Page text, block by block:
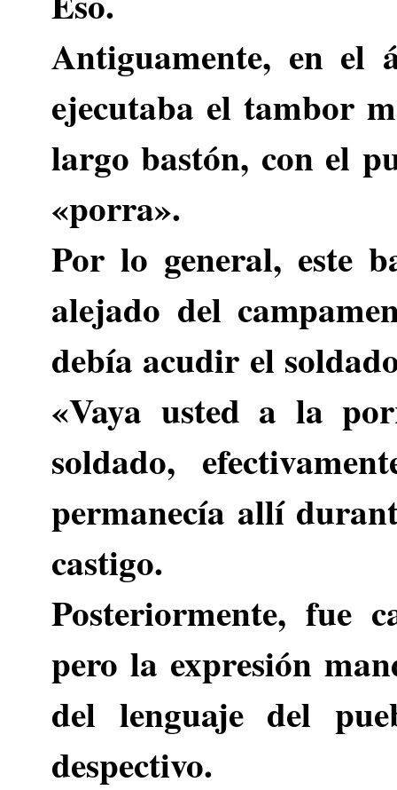
Antiguamente, en el
ejecutaba el tambor
largo bastón, con el
«porra».
Por lo general, este
alejado del
debía acudir el
«Vaya usted a la
soldado,
permanecía allí
castigo.
Posteriormente, fue
pero la expresión
del lenguaje del
despectivo.